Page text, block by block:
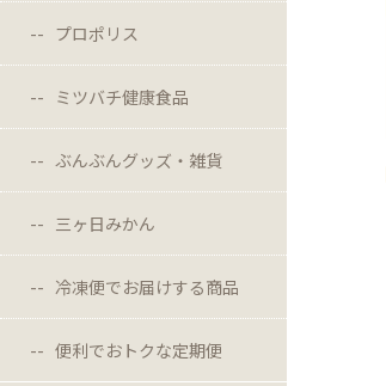
プロポリス
ミツバチ健康食品
ぶんぶんグッズ・雑貨
三ヶ日みかん
冷凍便でお届けする商品
便利でおトクな定期便